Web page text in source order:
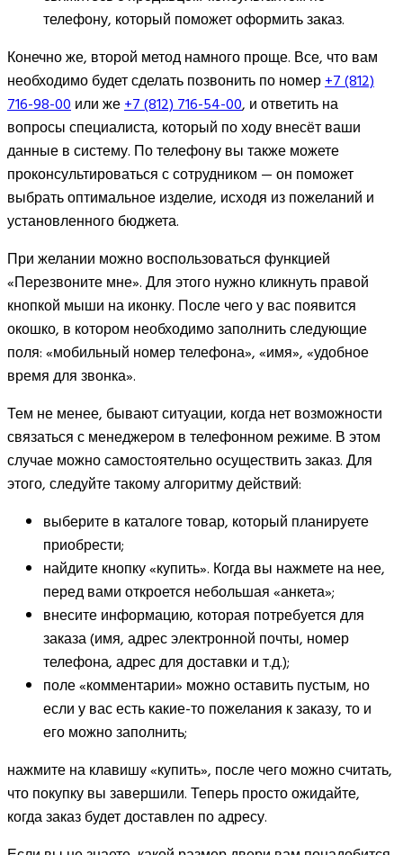
телефону, который поможет оформить заказ.
Конечно же, второй метод намного проще. Все, что вам
необходимо будет сделать позвонить по номер+7 (812)
716-98-00или же+7 (812) 716-54-00, и ответить на
вопросы специалиста, который по ходу внесёт ваши
данные в систему. По телефону вы также можете
проконсультироваться с сотрудником — он поможет
выбрать оптимальное изделие, исходя из пожеланий и
установленного бюджета.
При желании можно воспользоваться функцией
«Перезвоните мне». Для этого нужно кликнуть правой
кнопкой мыши на иконку. После чего у вас появится
окошко, в котором необходимо заполнить следующие
поля: «мобильный номер телефона», «имя», «удобное
время для звонка».
Тем не менее, бывают ситуации, когда нет возможности
связаться с менеджером в телефонном режиме. В этом
случае можно самостоятельно осуществить заказ. Для
этого, следуйте такому алгоритму действий:
выберите в каталоге товар, который планируете
приобрести;
найдите кнопку «купить». Когда вы нажмете на нее,
перед вами откроется небольшая «анкета»;
внесите информацию, которая потребуется для
заказа (имя, адрес электронной почты, номер
телефона, адрес для доставки и т.д.);
поле «комментарии» можно оставить пустым, но
если у вас есть какие-то пожелания к заказу, то и
его можно заполнить;
нажмите на клавишу «купить», после чего можно считать,
что покупку вы завершили. Теперь просто ожидайте,
когда заказ будет доставлен по адресу.